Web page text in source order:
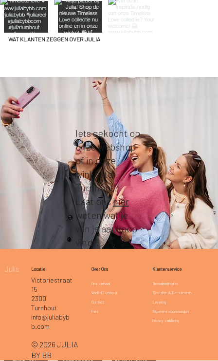
WAT KLANTEN ZEGGEN OVER JULIA
Iets gekocht op
onze webshop
of in onze
winkel te
Turnhout?
Laat onshier
weten wat je
van je aankoop
vindt!
Locatie
Victoriestraat
15
2300
Turnhout
info@juliabyb
b.com
© 2026 JULIA
BY BB
Over Ons
Ons verhaal
Winkel Turnhout
Contact
Pers
Klantenservice
Betaalmethodes
Bestellen & Retourneren
Levering
Algemene voorwaarden
Privacy verklaring